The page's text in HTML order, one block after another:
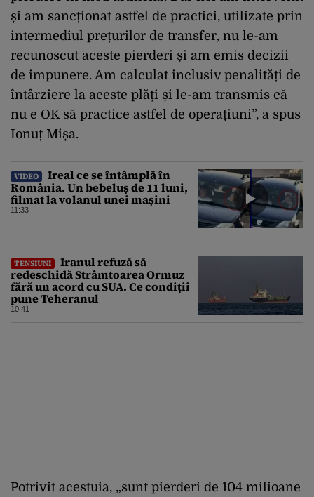
și am sancționat astfel de practici, utilizate prin
intermediul prețurilor de transfer, nu le-am
recunoscut aceste pierderi și am emis decizii
de impunere. Am calculat inclusiv penalități de
întârziere la aceste plăți și le-am transmis că
nu e OK să practice astfel de operațiuni”, a spus
Ionuț Mișa.
VIDEO
Ireal ce se întâmplă în
România. Un bebeluș de 11 luni,
filmat la volanul unei mașini
11:33
TENSIUNI
Iranul refuză să
redeschidă Strâmtoarea Ormuz
fără un acord cu SUA. Ce condiții
pune Teheranul
10:41
Potrivit acestuia, „sunt pierderi de 104 milioane